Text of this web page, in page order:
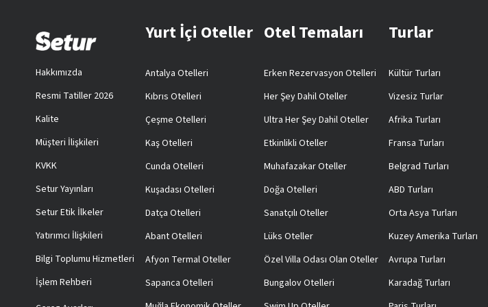
Hakkımızda
Resmi Tatiller 2026
Kalite
Müşteri İlişkileri
KVKK
Setur Yayınları
Setur Etik İlkeler
Yatırımcı İlişkileri
Bilgi Toplumu Hizmetleri
İşlem Rehberi
Yurt İçi Oteller
Antalya Otelleri
Kıbrıs Otelleri
Çeşme Otelleri
Kaş Otelleri
Cunda Otelleri
Kuşadası Otelleri
Datça Otelleri
Abant Otelleri
Afyon Termal Oteller
Sapanca Otelleri
Otel Temaları
Erken Rezervasyon Otelleri
Her Şey Dahil Oteller
Ultra Her Şey Dahil Oteller
Etkinlikli Oteller
Muhafazakar Oteller
Doğa Otelleri
Sanatçılı Oteller
Lüks Oteller
Özel Villa Odası Olan Oteller
Bungalov Otelleri
Turlar
Kültür Turları
Vizesiz Turlar
Afrika Turları
Fransa Turları
Belgrad Turları
ABD Turları
Orta Asya Turları
Kuzey Amerika Turları
Avrupa Turları
Karadağ Turları